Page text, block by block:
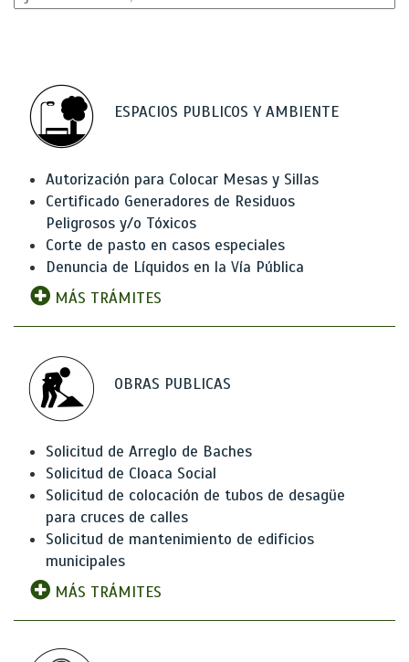
ESPACIOS PUBLICOS Y AMBIENTE
Autorización para Colocar Mesas y Sillas
Certificado Generadores de Residuos
Peligrosos y/o Tóxicos
Corte de pasto en casos especiales
Denuncia de Líquidos en la Vía Pública
MÁS TRÁMITES
OBRAS PUBLICAS
Solicitud de Arreglo de Baches
Solicitud de Cloaca Social
Solicitud de colocación de tubos de desagüe
para cruces de calles
Solicitud de mantenimiento de edificios
municipales
MÁS TRÁMITES